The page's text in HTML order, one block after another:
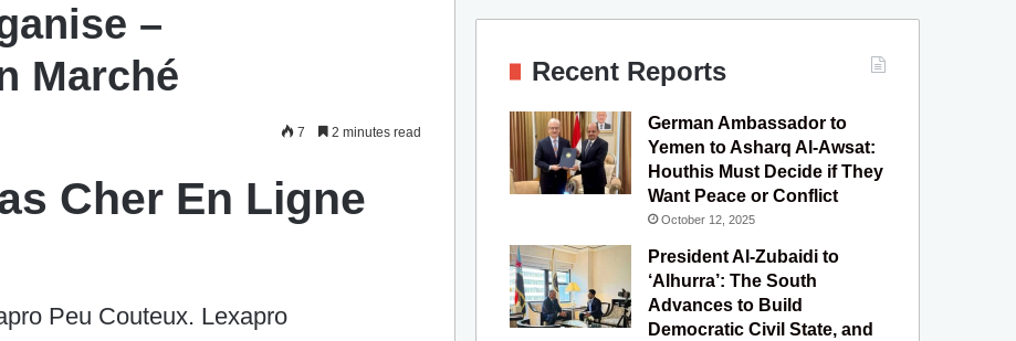
–
Marché
7 2 minutes read
Cher En Ligne
Peu Couteux. Lexapro
c
e
o
o
u
T
b
e
s
g
r
m
l
r
a
S
Recent Reports
German Ambassador to
Yemen to Asharq Al-Awsat:
Houthis Must Decide if They
Want Peace or Conflict
October 12, 2025
President Al-Zubaidi to
‘Alhurra’: The South
Advances to Build
Democratic Civil State, and